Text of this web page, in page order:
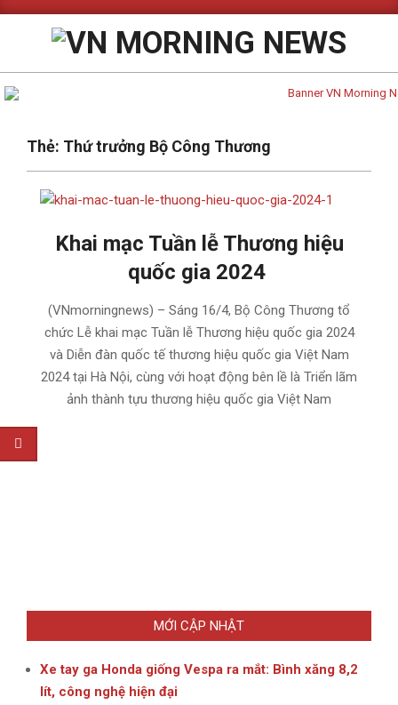
Skip
Navigation
Menu
Thẻ: Thứ trưởng Bộ Công Thương
Khai mạc Tuần lễ Thương hiệu
quốc gia 2024
04-
16
(VNmorningnews) – Sáng 16/4, Bộ Công Thương tổ
chức Lễ khai mạc Tuần lễ Thương hiệu quốc gia 2024
và Diễn đàn quốc tế thương hiệu quốc gia Việt Nam
2024 tại Hà Nội, cùng với hoạt động bên lề là Triển lãm
ảnh thành tựu thương hiệu quốc gia Việt Nam
MỚI CẬP NHẬT
Xe tay ga Honda giống Vespa ra mắt: Bình xăng 8,2
lít, công nghệ hiện đại